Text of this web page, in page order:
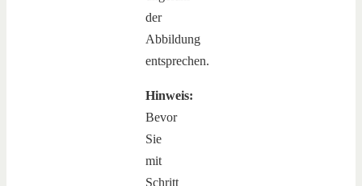
der
Abbildung
entsprechen.
Hinweis:
Bevor
Sie
mit
Schritt